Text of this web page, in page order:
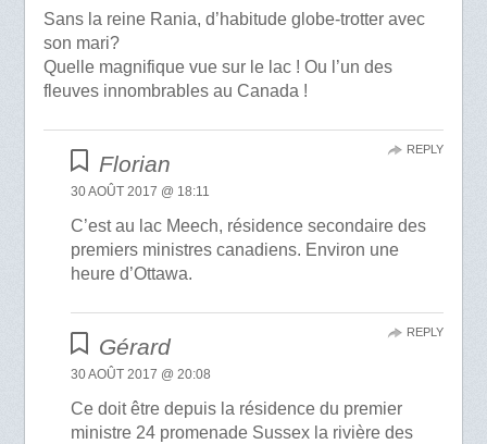
Sans la reine Rania, d’habitude globe-trotter avec
son mari?
Quelle magnifique vue sur le lac ! Ou l’un des
fleuves innombrables au Canada !
Florian
30 AOÛT 2017 @ 18:11
C’est au lac Meech, résidence secondaire des
premiers ministres canadiens. Environ une
heure d’Ottawa.
REPLY
Gérard
30 AOÛT 2017 @ 20:08
Ce doit être depuis la résidence du premier
ministre 24 promenade Sussex la rivière des
REPLY